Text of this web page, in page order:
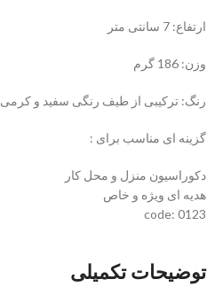
ارتفاع: 7 سانتی متر
وزن: 186 گرم
رنگ: ترکیبی از طیف رنگی سفید و کرمی
گزینه ای مناسب برای :
دکوراسیون منزل و محل کار
هدیه ای ویژه و خاص
code: 0123
توضیحات تکمیلی